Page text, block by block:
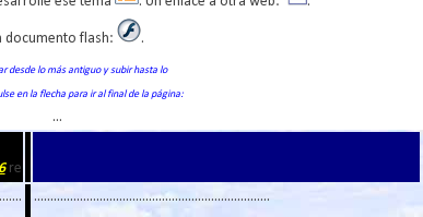
documento flash: .
desde lo más antiguo y subir hasta lo
en la flecha para ir al final de la página:
...
re
........................................................................